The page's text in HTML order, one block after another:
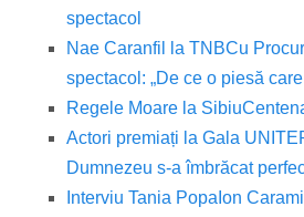
spectacol
Nae Caranfil la TNBCu
spectacol: „De ce o piesă
Regele Moare la Sibiu
Actori premiați la Gala
Dumnezeu s-a îmbrăcat
Interviu Tania Popa Ion